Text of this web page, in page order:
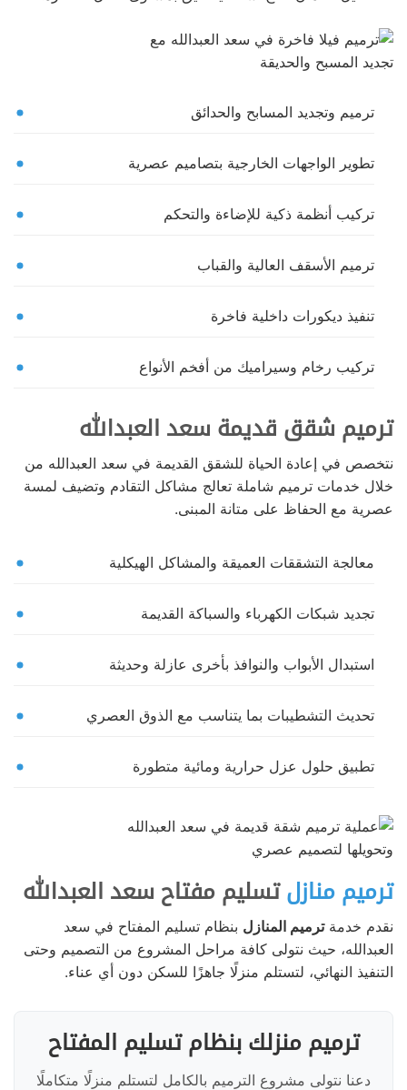
ترميم وتجديد المسابح والحدائق
تطوير الواجهات الخارجية بتصاميم عصرية
تركيب أنظمة ذكية للإضاءة والتحكم
ترميم الأسقف العالية والقباب
تنفيذ ديكورات داخلية فاخرة
تركيب رخام وسيراميك من أفخم الأنواع
ترميم شقق قديمة سعد العبدالله
نتخصص في إعادة الحياة للشقق القديمة في سعد العبدالله من
خلال خدمات ترميم شاملة تعالج مشاكل التقادم وتضيف لمسة
عصرية مع الحفاظ على متانة المبنى.
معالجة التشققات العميقة والمشاكل الهيكلية
تجديد شبكات الكهرباء والسباكة القديمة
استبدال الأبواب والنوافذ بأخرى عازلة وحديثة
تحديث التشطيبات بما يتناسب مع الذوق العصري
تطبيق حلول عزل حرارية ومائية متطورة
ترميم منازل تسليم مفتاح سعد العبدالله
نقدم خدمةترميم المنازل بنظام تسليم المفتاح في سعد
العبدالله، حيث نتولى كافة مراحل المشروع من التصميم وحتى
التنفيذ النهائي، لتستلم منزلًا جاهزًا للسكن دون أي عناء.
ترميم منزلك بنظام تسليم المفتاح
دعنا نتولى مشروع الترميم بالكامل لتستلم منزلًا متكاملًا